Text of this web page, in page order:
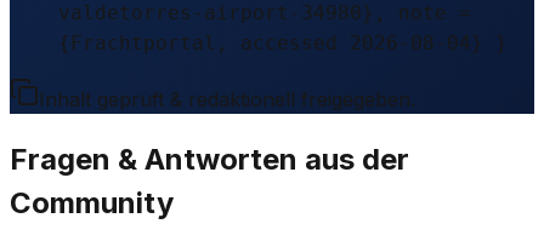
valdetorres-airport-34980}, note =
{Frachtportal, accessed 2026-08-04} }
Inhalt geprüft & redaktionell freigegeben.
Fragen & Antworten aus der
Community